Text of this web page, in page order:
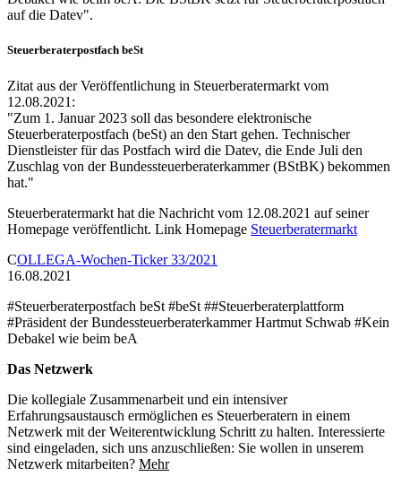
auf die Datev".
Steuerberaterpostfach beSt
Zitat aus der Veröffentlichung in Steuerberatermarkt vom
12.08.2021:
"Zum 1. Januar 2023 soll das besondere elektronische
Steuerberaterpostfach (beSt) an den Start gehen. Technischer
Dienstleister für das Postfach wird die Datev, die Ende Juli den
Zuschlag von der Bundessteuerberaterkammer (BStBK) bekommen
hat."
Steuerberatermarkt hat die Nachricht vom 12.08.2021 auf seiner
Homepage veröffentlicht. Link Homepage Steuerberatermarkt
COLLEGA-Wochen-Ticker 33/2021
16.08.2021
#Steuerberaterpostfach beSt #beSt ##Steuerberaterplattform
#Präsident der Bundessteuerberaterkammer Hartmut Schwab #Kein
Debakel wie beim beA
Das Netzwerk
Die kollegiale Zusammenarbeit und ein intensiver
Erfahrungsaustausch ermöglichen es Steuerberatern in einem
Netzwerk mit der Weiterentwicklung Schritt zu halten. Interessierte
sind eingeladen, sich uns anzuschließen: Sie wollen in unserem
Netzwerk mitarbeiten? Mehr